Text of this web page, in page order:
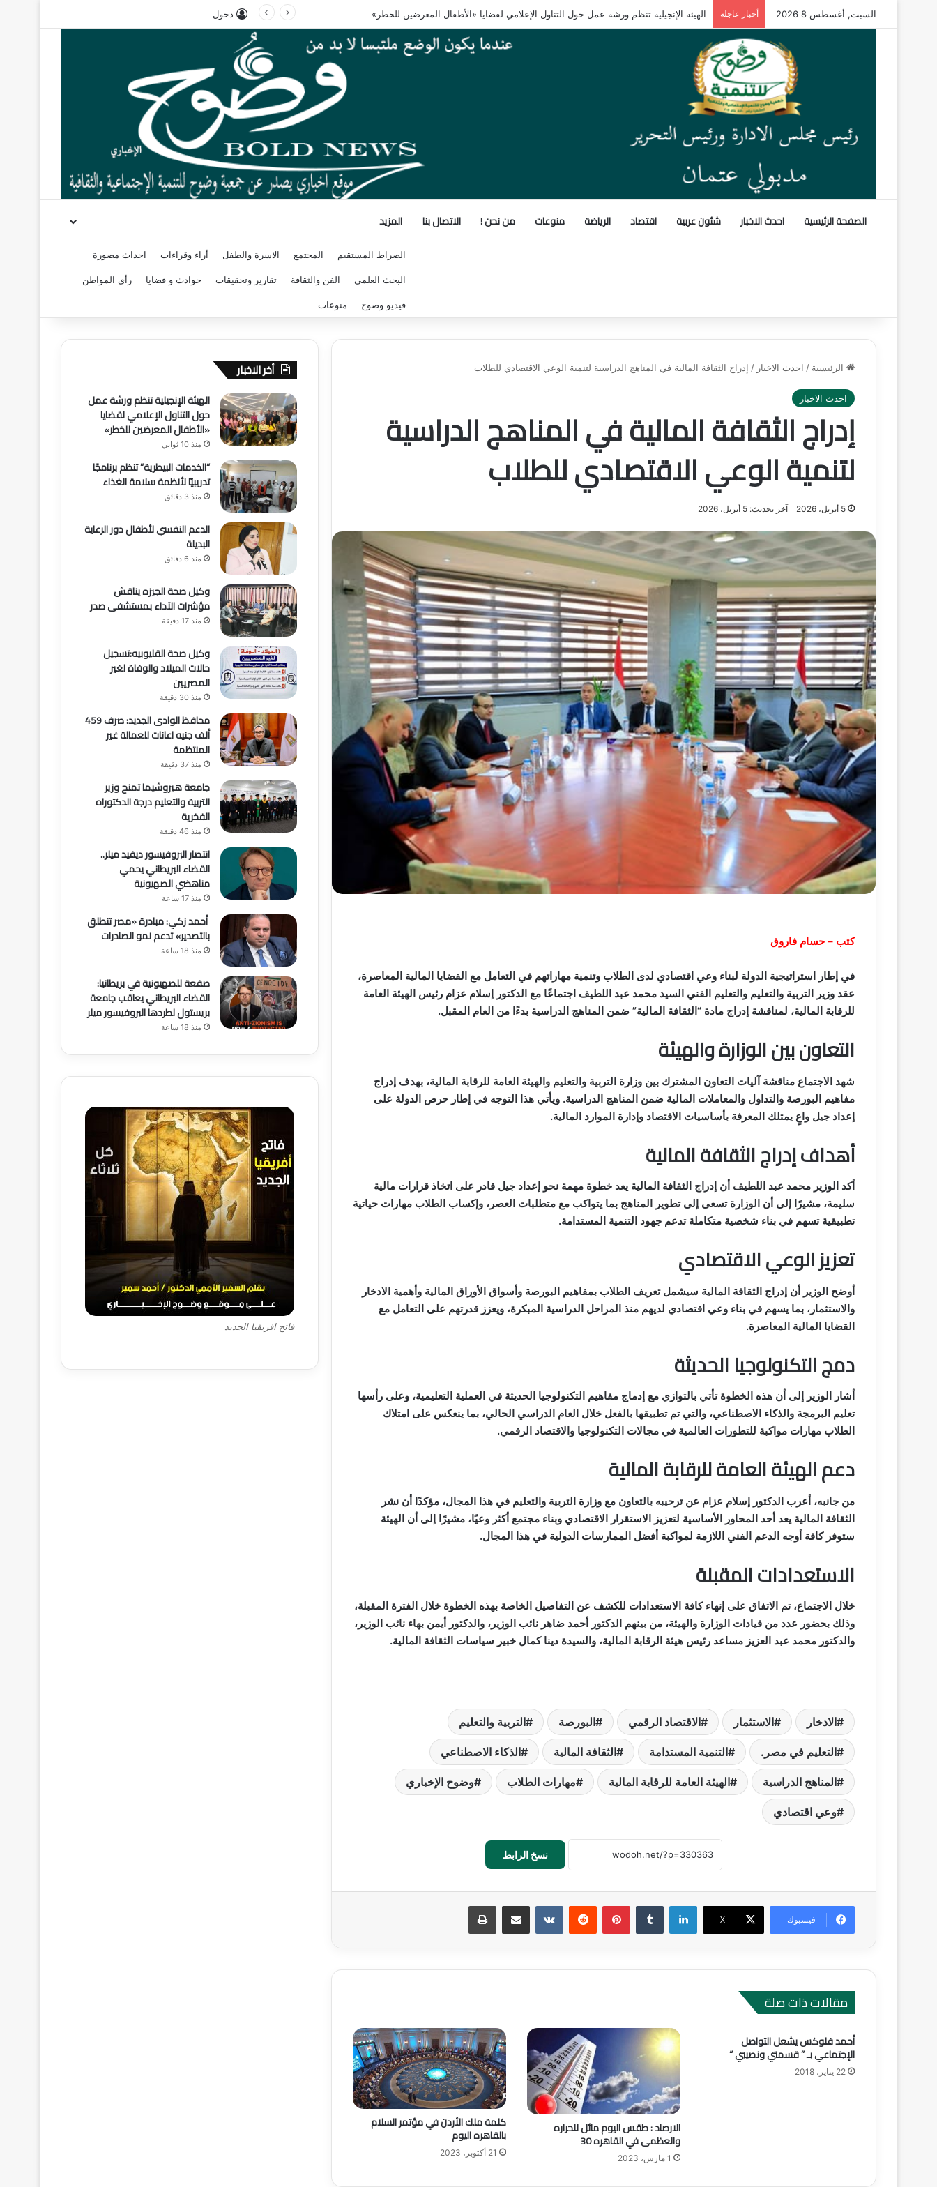
السبت, أغسطس 8 2026 أخبار عاجلة “الخدمات البيطرية” تنظم برنامجًا تدريبيًا لأنظمة سلامة الغذاء دخول
الصفحة الرئيسية احدث الاخبار شئون عربية اقتصاد الرياضة منوعات من نحن ! الاتصال بنا المزيد
الصراط المستقيم المجتمع الاسرة والطفل أراء وقراءات احداث مصورة
البحث العلمى الفن والثقافة تقارير وتحقيقات حوادث و قضايا رأى المواطن
فيديو وضوح منوعات
الرئيسية / احدث الاخبار / إدراج الثقافة المالية في المناهج الدراسية لتنمية الوعي الاقتصادي للطلاب
احدث الاخبار
إدراج الثقافة المالية في المناهج الدراسية
لتنمية الوعي الاقتصادي للطلاب
5 أبريل، 2026 آخر تحديث: 5 أبريل، 2026
كتب – حسام فاروق
في إطار استراتيجية الدولة لبناء وعي اقتصادي لدى الطلاب وتنمية مهاراتهم في التعامل مع القضايا المالية المعاصرة،
عقد وزير التربية والتعليم والتعليم الفني السيد محمد عبد اللطيف اجتماعًا مع الدكتور إسلام عزام رئيس الهيئة العامة
للرقابة المالية، لمناقشة إدراج مادة “الثقافة المالية” ضمن المناهج الدراسية بدءًا من العام المقبل.
التعاون بين الوزارة والهيئة
شهد الاجتماع مناقشة آليات التعاون المشترك بين وزارة التربية والتعليم والهيئة العامة للرقابة المالية، بهدف إدراج
مفاهيم البورصة والتداول والمعاملات المالية ضمن المناهج الدراسية. ويأتي هذا التوجه في إطار حرص الدولة على
إعداد جيل واعٍ يمتلك المعرفة بأساسيات الاقتصاد وإدارة الموارد المالية.
أهداف إدراج الثقافة المالية
أكد الوزير محمد عبد اللطيف أن إدراج الثقافة المالية يعد خطوة مهمة نحو إعداد جيل قادر على اتخاذ قرارات مالية
سليمة، مشيرًا إلى أن الوزارة تسعى إلى تطوير المناهج بما يتواكب مع متطلبات العصر، وإكساب الطلاب مهارات حياتية
تطبيقية تسهم في بناء شخصية متكاملة تدعم جهود التنمية المستدامة.
تعزيز الوعي الاقتصادي
أوضح الوزير أن إدراج الثقافة المالية سيشمل تعريف الطلاب بمفاهيم البورصة وأسواق الأوراق المالية وأهمية الادخار
والاستثمار، بما يسهم في بناء وعي اقتصادي لديهم منذ المراحل الدراسية المبكرة، ويعزز قدرتهم على التعامل مع
القضايا المالية المعاصرة.
دمج التكنولوجيا الحديثة
أشار الوزير إلى أن هذه الخطوة تأتي بالتوازي مع إدماج مفاهيم التكنولوجيا الحديثة في العملية التعليمية، وعلى رأسها
تعليم البرمجة والذكاء الاصطناعي، والتي تم تطبيقها بالفعل خلال العام الدراسي الحالي، بما ينعكس على امتلاك
الطلاب مهارات مواكبة للتطورات العالمية في مجالات التكنولوجيا والاقتصاد الرقمي.
دعم الهيئة العامة للرقابة المالية
من جانبه، أعرب الدكتور إسلام عزام عن ترحيبه بالتعاون مع وزارة التربية والتعليم في هذا المجال، مؤكدًا أن نشر
الثقافة المالية يعد أحد المحاور الأساسية لتعزيز الاستقرار الاقتصادي وبناء مجتمع أكثر وعيًا، مشيرًا إلى أن الهيئة
ستوفر كافة أوجه الدعم الفني اللازمة لمواكبة أفضل الممارسات الدولية في هذا المجال.
الاستعدادات المقبلة
خلال الاجتماع، تم الاتفاق على إنهاء كافة الاستعدادات للكشف عن التفاصيل الخاصة بهذه الخطوة خلال الفترة المقبلة،
وذلك بحضور عدد من قيادات الوزارة والهيئة، من بينهم الدكتور أحمد ضاهر نائب الوزير، والدكتور أيمن بهاء نائب الوزير،
والدكتور محمد عبد العزيز مساعد رئيس هيئة الرقابة المالية، والسيدة دينا كمال خبير سياسات الثقافة المالية.
الادخار الاستثمار الاقتصاد الرقمي البورصة التربية والتعليم
التعليم في مصر. التنمية المستدامة الثقافة المالية الذكاء الاصطناعي
المناهج الدراسية الهيئة العامة للرقابة المالية مهارات الطلاب وضوح الإخباري
وعي اقتصادي
نسخ الرابط
فيسبوك ‫X
لينكدإن بينتيريست
مقالات ذات صلة
أحمد فلوكس يشعل التواصل
الإجتماعي بـ ” قسمتي ونصيبي “
22 يناير، 2018
الارصاد : طقس اليوم مائل للحراره
والعظمى في القاهره 30
1 مارس، 2023
كلمة ملك الأردن في مؤتمر السلام
بالقاهره اليوم
21 أكتوبر، 2023
أخر الاخبار
الهيئة الإنجيلية تنظم ورشة عمل
حول التناول الإعلامي لقضايا
«الأطفال المعرضين للخطر»
منذ 10 ثواني
“الخدمات البيطرية” تنظم برنامجًا
تدريبيًا لأنظمة سلامة الغذاء
منذ 3 دقائق
الدعم النفسي لأطفال دور الرعاية
البديلة
منذ 6 دقائق
وكيل صحة الجيزه يناقش
مؤشرات الآداء بمستشفى صدر
منذ 17 دقيقة
وكيل صحة القليوبيه:تسجيل
حالات الميلاد والوفاة لغير
المصريين
منذ 30 دقيقة
محافظ الوادى الجديد: صرف 459
ألف جنيه اعانات للعمالة غير
المنتظمة
منذ 37 دقيقة
جامعة هيروشيما تمنح وزير
التربية والتعليم درجة الدكتوراه
الفخرية
منذ 46 دقيقة
انتصار البروفيسور ديفيد ميلر..
القضاء البريطاني يحمي
مناهضي الصهيونية
منذ 17 ساعة
أحمد زكي: مبادرة «مصر تنطلق
بالتصدير» تدعم نمو الصادرات
منذ 18 ساعة
صفعة للصهيونية في بريطانيا:
القضاء البريطاني يعاقب جامعة
بريستول لطردها البروفيسور ميلر
منذ 18 ساعة
فاتح افريقيا الجديد